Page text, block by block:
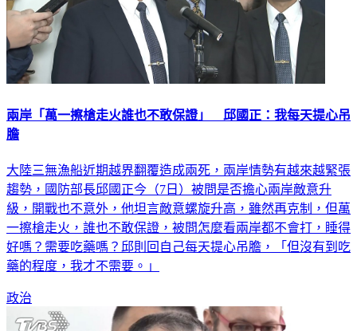
兩岸「萬一擦槍走火誰也不敢保證」 邱國正：我每天提心吊
膽
大陸三無漁船近期越界翻覆造成兩死，兩岸情勢有越來越緊張
趨勢，國防部長邱國正今（7日）被問是否擔心兩岸敵意升
級，開戰也不意外，他坦言敵意螺旋升高，雖然再克制，但萬
一擦槍走火，誰也不敢保證，被問怎麼看兩岸都不會打，睡得
好嗎？需要吃藥嗎？邱則回自己每天提心吊膽，「但沒有到吃
藥的程度，我才不需要。」
政治